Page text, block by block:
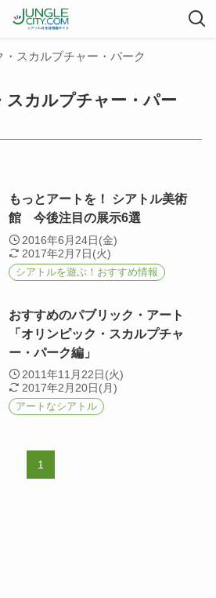
・スカルプチャー・パーク
スカルプチャー・パー
もっとアートを！ シアトル美術
館 今後注目の展示6選
2016年6月24日(金)
2017年2月7日(火)
シアトルを遊ぶ！おすすめ情報
おすすめのパブリック・アート
「オリンピック・スカルプチャ
ー・パーク編」
2011年11月22日(火)
2017年2月20日(月)
アートなシアトル
1